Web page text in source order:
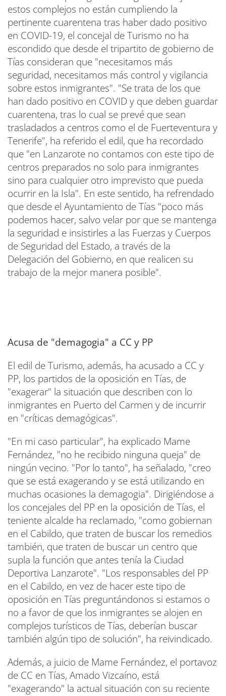
estos complejos no están cumpliendo la
pertinente cuarentena tras haber dado positivo
en COVID-19, el concejal de Turismo no ha
escondido que desde el tripartito de gobierno de
Tías consideran que "necesitamos más
seguridad, necesitamos más control y vigilancia
sobre estos inmigrantes". "Se trata de los que
han dado positivo en COVID y que deben guardar
cuarentena, tras lo cual se prevé que sean
trasladados a centros como el de Fuerteventura y
Tenerife", ha referido el edil, que ha recordado
que "en Lanzarote no contamos con este tipo de
centros preparados no solo para inmigrantes
sino para cualquier otro imprevisto que pueda
ocurrir en la Isla". En este sentido, ha refrendado
que desde el Ayuntamiento de Tías "poco más
podemos hacer, salvo velar por que se mantenga
la seguridad e insistirles a las Fuerzas y Cuerpos
de Seguridad del Estado, a través de la
Delegación del Gobierno, en que realicen su
trabajo de la mejor manera posible".
Acusa de "demagogia" a CC y PP
El edil de Turismo, además, ha acusado a CC y
PP, los partidos de la oposición en Tías, de
"exagerar" la situación que describen con lo
inmigrantes en Puerto del Carmen y de incurrir
en "críticas demagógicas".
"En mi caso particular", ha explicado Mame
Fernández, "no he recibido ninguna queja" de
ningún vecino. "Por lo tanto", ha señalado, "creo
que se está exagerando y se está utilizando en
muchas ocasiones la demagogia". Dirigiéndose a
los concejales del PP en la oposición de Tías, el
teniente alcalde ha reclamado, "como gobiernan
en el Cabildo, que traten de buscar los remedios
también, que traten de buscar un centro que
supla la función que antes tenía la Ciudad
Deportiva Lanzarote". "Los responsables del PP
en el Cabildo, en vez de hacer este tipo de
oposición en Tías preguntándonos si estamos o
no a favor de que los inmigrantes se alojen en
complejos turísticos de Tías, deberían buscar
también algún tipo de solución", ha reivindicado.
Además, a juicio de Mame Fernández, el portavoz
de CC en Tías, Amado Vizcaíno, está
"exagerando" la actual situación con su reciente